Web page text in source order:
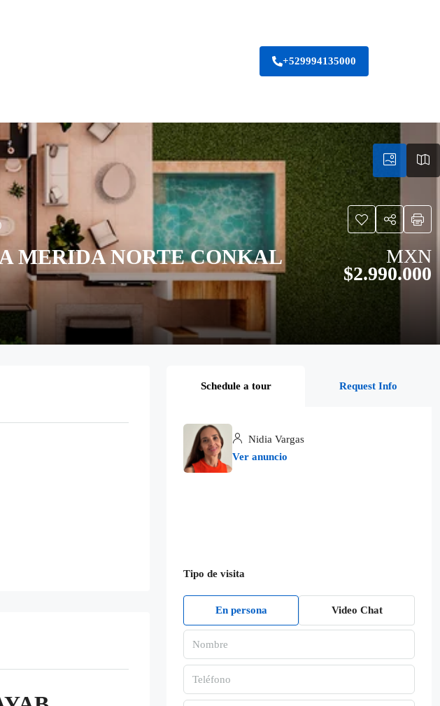
+529994135000
MERIDA NORTE CONKAL
MXN
$2.990.000
Schedule a tour Request Info
Nidia Vargas
Ver anuncio
Tipo de visita
En persona Video Chat